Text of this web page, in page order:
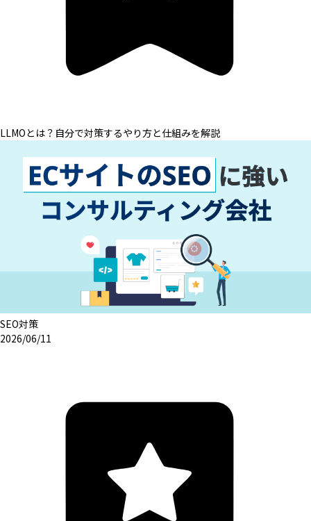
LLMOとは？自分で対策するやり方と仕組みを解説
SEO対策
2026/06/11